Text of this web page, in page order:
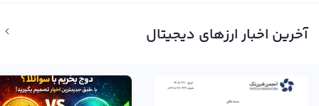
آخرین اخبار ارزهای دیجیتال